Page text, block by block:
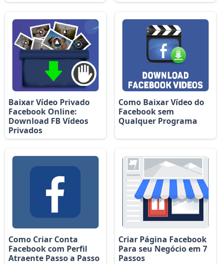
Baixar Vídeo Privado
Facebook Online:
Download FB Vídeos
Privados
Como Baixar Vídeo do
Facebook sem
Qualquer Programa
Como Criar Conta
Facebook com Perfil
Atraente Passo a Passo
Criar Página Facebook
Para seu Negócio em 7
Passos